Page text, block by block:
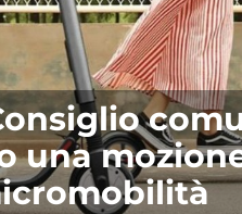
una